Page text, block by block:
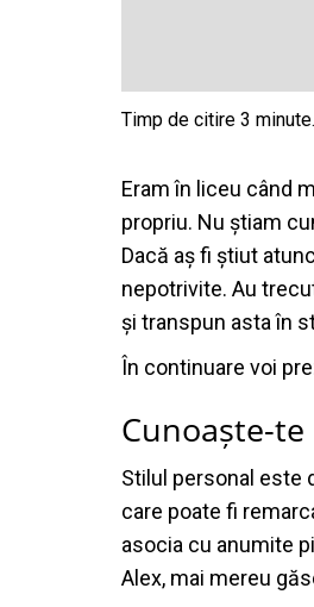
Eram în liceu când
propriu. Nu știam
Dacă aș fi știut
nepotrivite. Au
și transpun asta în
În continuare voi
Cunoaște-
Stilul personal este
care poate fi
asocia cu anumite
Alex, mai mereu